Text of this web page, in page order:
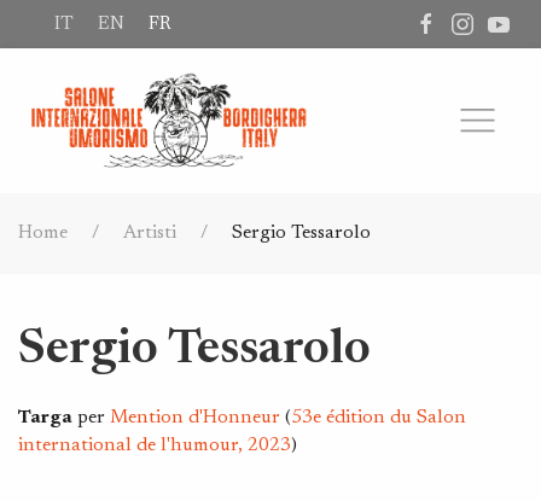
IT EN FR
Home Artisti Sergio Tessarolo
Sergio Tessarolo
Targa per Mention d'Honneur (53e édition du Salon
international de l'humour, 2023)